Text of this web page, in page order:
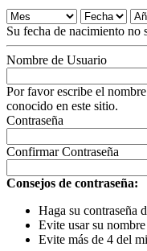
Su fecha de nacimiento no
Nombre de Usuario
Por favor escribe el
conocido en este sitio.
Contraseña
Confirmar Contraseña
Consejos de contraseña:
Haga su contraseña
Evite usar su
Evite más de 4 del